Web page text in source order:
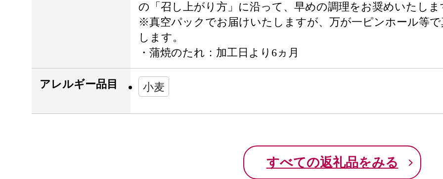
の「召し上がり方」に沿って、早めの調理をお奨めいたしま
※真空パックでお届けいたしますが、万が一ピンホール等
します。
・蒲焼のたれ：加工日より6ヵ月
アレルギー品目 小麦
すべての返礼品をみる